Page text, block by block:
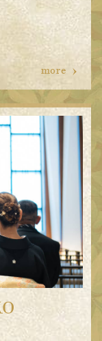
more